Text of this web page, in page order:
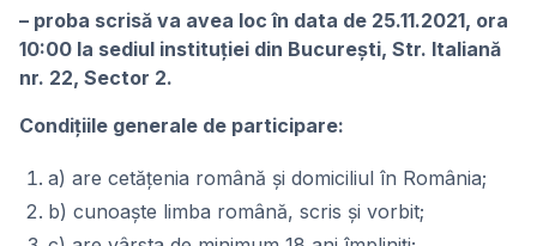
– proba scrisă va avea loc în data de 25.11.2021, ora
10:00 la sediul instituției din București, Str. Italiană
nr. 22, Sector 2.
Condițiile generale de participare:
a) are cetăţenia română şi domiciliul în România;
b) cunoaşte limba română, scris şi vorbit;